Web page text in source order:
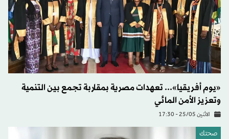
«يوم أفريقيا»... تعهدات مصرية بمقاربة تجمع بين التنمية
وتعزيز الأمن المائي
الاثنين 25/05 - 17:30
صحتك